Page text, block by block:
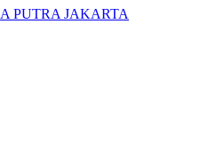
PUTRA JAKARTA